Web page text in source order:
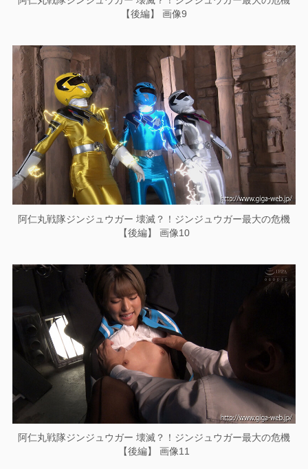
【後編】 画像9
阿仁丸戦隊ジンジュウガー 壊滅？！ジンジュウガー最大の危機
【後編】 画像10
阿仁丸戦隊ジンジュウガー 壊滅？！ジンジュウガー最大の危機
【後編】 画像11